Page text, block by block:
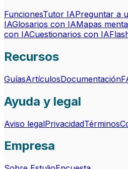
FuncionesTutor IAPreguntar a
IAGlosarios con IAMapas
con IACuestionarios con IA
Recursos
GuíasArtículosDocumentación
Ayuda y legal
Aviso legalPrivacidadTérminos
Empresa